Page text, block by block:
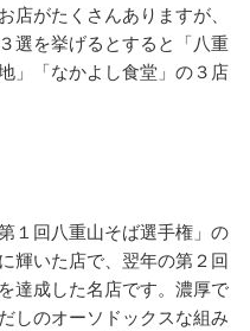
がたくさんありますが、
選を挙げるとすると「八重
」「なかよし食堂」の３店
１回八重山そば選手権」の
輝いた店で、翌年の第２回
達成した名店です。濃厚で
しのオーソドックスな組み